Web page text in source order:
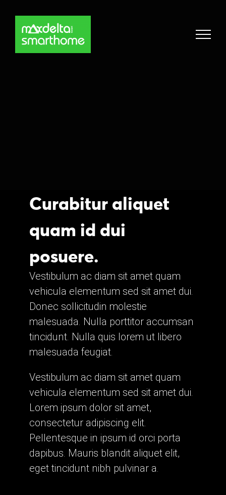
Inhalt
springen
Curabitur aliquet
quam id dui
posuere.
Vestibulum ac diam sit amet quam
vehicula elementum sed sit amet dui.
Donec sollicitudin molestie
malesuada. Nulla porttitor accumsan
tincidunt. Nulla quis lorem ut libero
malesuada feugiat.
Vestibulum ac diam sit amet quam
vehicula elementum sed sit amet dui.
Lorem ipsum dolor sit amet,
consectetur adipiscing elit.
Pellentesque in ipsum id orci porta
dapibus. Mauris blandit aliquet elit,
eget tincidunt nibh pulvinar a.